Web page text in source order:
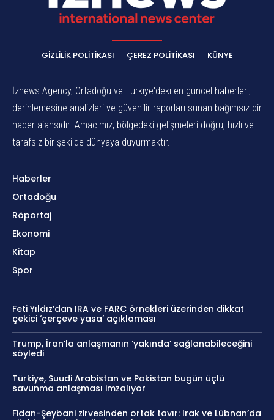
GIZLILIK POLITIKASI ÇEREZ POLITIKASI KÜNYE
İznews Agency, Ortadoğu ve Türkiye'deki en güncel haberleri,
derinlemesine analizleri ve güvenilir raporları sunan bağımsız bir
haber ajansıdır. Amacımız, bölgedeki gelişmeleri doğru, hızlı ve
tarafsız bir şekilde dünyaya duyurmaktır.
Haberler
Ortadoğu
Röportaj
Ekonomi
Kitap
Spor
Feti Yıldız’dan IRA ve FARC örnekleri üzerinden dikkat
çekici ‘çerçeve yasa’ açıklaması
Trump, İran’la anlaşmanın ‘yakında’ sağlanabileceğini
söyledi
Türkiye, Suudi Arabistan ve Pakistan bugün üçlü
savunma anlaşması imzalıyor
Fidan-Şeybani zirvesinden ortak tavır: Irak ve Lübnan’da